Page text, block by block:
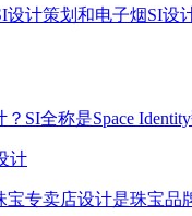
设计策划和电子烟SI设
SI全称是Space
计
宝专卖店设计是珠宝品